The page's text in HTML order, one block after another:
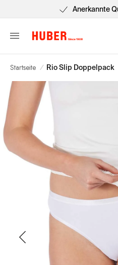
Kostenlose, einfache und
Startseite / Rio Slip Doppelpack